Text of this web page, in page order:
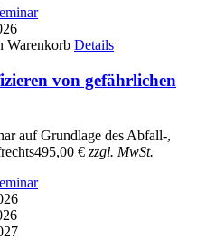
Warenkorb Details
von gefährlichen
auf Grundlage des Abfall-,
495,00 € zzgl. MwSt.